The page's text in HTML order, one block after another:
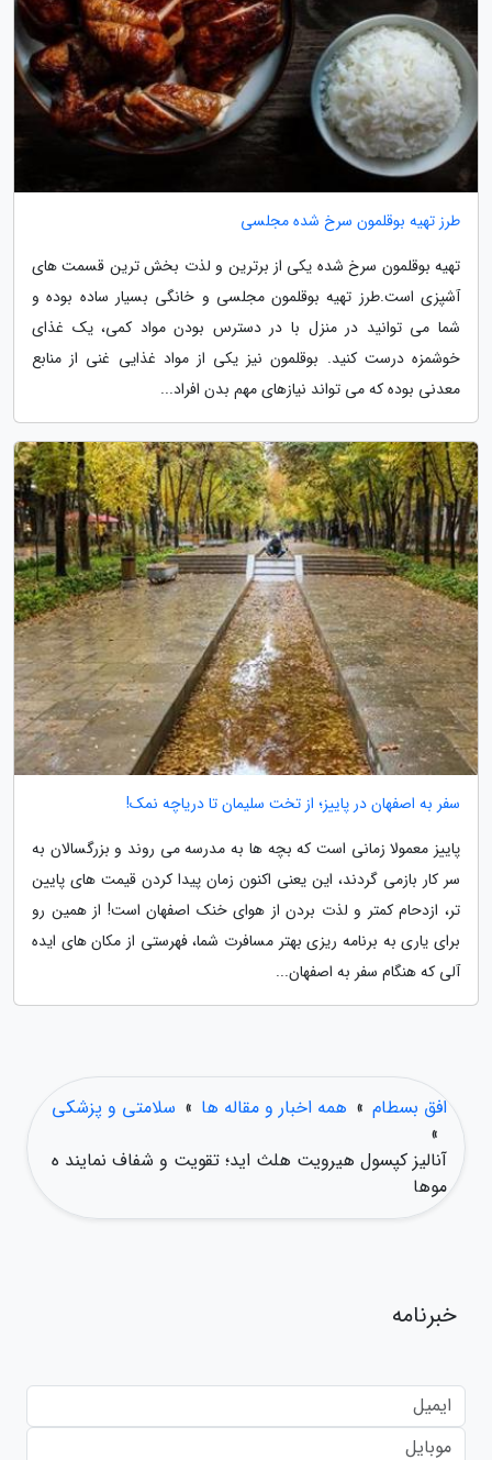
طرز تهیه بوقلمون سرخ شده مجلسی
تهیه بوقلمون سرخ شده یکی از برترین و لذت بخش ترین قسمت های
آشپزی است.طرز تهیه بوقلمون مجلسی و خانگی بسیار ساده بوده و
شما می توانید در منزل با در دسترس بودن مواد کمی، یک غذای
خوشمزه درست کنید. بوقلمون نیز یکی از مواد غذایی غنی از منابع
معدنی بوده که می تواند نیازهای مهم بدن افراد...
سفر به اصفهان در پاییز؛ از تخت سلیمان تا دریاچه نمک!
پاییز معمولا زمانی است که بچه ها به مدرسه می روند و بزرگسالان به
سر کار بازمی گردند، این یعنی اکنون زمان پیدا کردن قیمت های پایین
تر، ازدحام کمتر و لذت بردن از هوای خنک اصفهان است! از همین رو
برای یاری به برنامه ریزی بهتر مسافرت شما، فهرستی از مکان های ایده
آلی که هنگام سفر به اصفهان...
افق بسطام » همه اخبار و مقاله ها » سلامتی و پزشکی
»
آنالیز کپسول هیرویت هلث اید؛ تقویت و شفاف نمایند ه
موها
خبرنامه